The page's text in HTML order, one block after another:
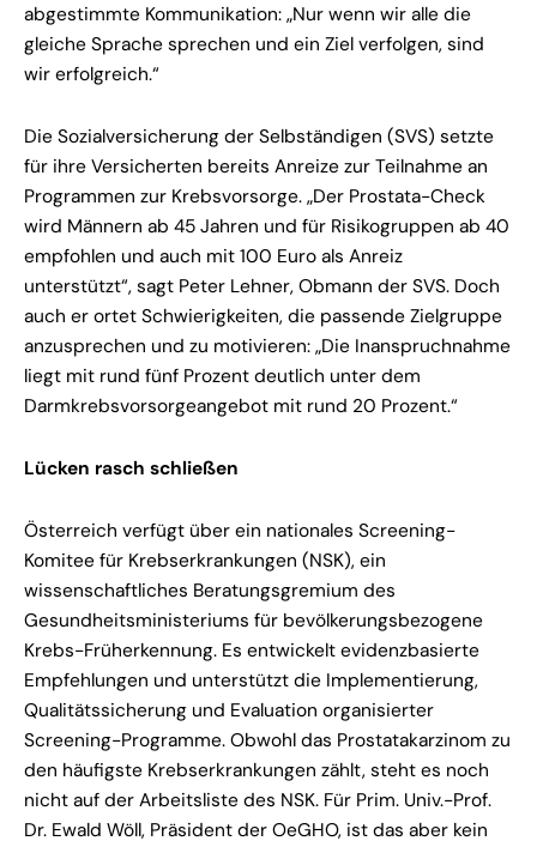
abgestimmte Kommunikation: „Nur wenn wir alle die
gleiche Sprache sprechen und ein Ziel verfolgen, sind
wir erfolgreich.“
Die Sozialversicherung der Selbständigen (SVS) setzte
für ihre Versicherten bereits Anreize zur Teilnahme an
Programmen zur Krebsvorsorge. „Der Prostata-Check
wird Männern ab 45 Jahren und für Risikogruppen ab 40
empfohlen und auch mit 100 Euro als Anreiz
unterstützt“, sagt Peter Lehner, Obmann der SVS. Doch
auch er ortet Schwierigkeiten, die passende Zielgruppe
anzusprechen und zu motivieren: „Die Inanspruchnahme
liegt mit rund fünf Prozent deutlich unter dem
Darmkrebsvorsorgeangebot mit rund 20 Prozent.“
Lücken rasch schließen
Österreich verfügt über ein nationales Screening-
Komitee für Krebserkrankungen (NSK), ein
wissenschaftliches Beratungsgremium des
Gesundheitsministeriums für bevölkerungsbezogene
Krebs-Früherkennung. Es entwickelt evidenzbasierte
Empfehlungen und unterstützt die Implementierung,
Qualitätssicherung und Evaluation organisierter
Screening-Programme. Obwohl das Prostatakarzinom zu
den häufigste Krebserkrankungen zählt, steht es noch
nicht auf der Arbeitsliste des NSK. Für Prim. Univ.-Prof.
Dr. Ewald Wöll, Präsident der OeGHO, ist das aber kein